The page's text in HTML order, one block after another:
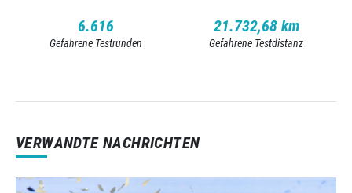
6.616
Gefahrene Testrunden
21.732,68 km
Gefahrene Testdistanz
VERWANDTE NACHRICHTEN